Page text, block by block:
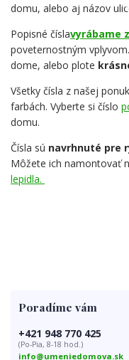
domu, alebo aj názov
Popisné číslavyrábame
poveternostným
dome, alebo plote
Všetky čísla z našej
farbách. Vyberte si číslo
domu.
Čísla sú navrhnuté pre
Môžete ich namontovať
lepidla.
Poradíme vám
+421 948 770 425
(Po-Pia, 8-18 hod.)
info@umeniedomova.sk